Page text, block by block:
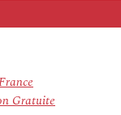
Gratuite